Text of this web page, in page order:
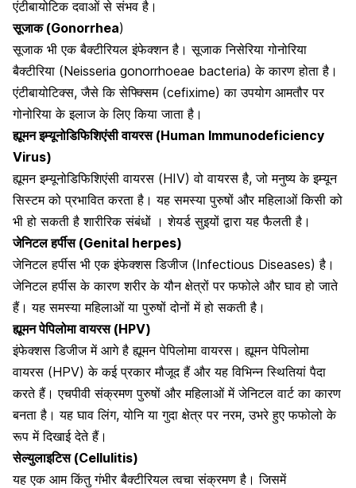
एंटीबायोटिक दवाओं से संभव है।
सूजाक (Gonorrhea)
सूजाक भी एक बैक्टीरियल इंफेक्शन है। सूजाक निसेरियागोनोरिया
बैक्टीरिया (Neisseria gonorrhoeae bacteria) के कारण होता है।
एंटीबायोटिक्स, जैसे कि सेफ्क्सिम (cefixime) का उपयोग आमतौर पर
गोनोरिया के इलाज के लिए किया जाता है।
ह्यूमन इम्यूनोडिफिशिएंसी वायरस (Human Immunodeficiency
Virus)
ह्यूमन इम्यूनोडिफिशिएंसी वायरस (HIV) वो वायरस है, जो मनुष्य केइम्यून
सिस्टम को प्रभावित करता है। यह समस्या पुरुषों और महिलाओं किसी को
भी हो सकती है शारीरिक संबंधों । शेयर्ड सुइयों द्वारा यह फैलती है।
जेनिटल हर्पीस (Genital herpes)
जेनिटल हर्पीस भी एक इंफेक्शस डिजीज (Infectious Diseases) है।
जेनिटल हर्पीस के कारण शरीर के यौनक्षेत्रों पर फफोले और घाव हो जाते
हैं। यह समस्या महिलाओं या पुरुषों दोनों में हो सकती है।
ह्यूमन पेपिलोमा वायरस (HPV)
इंफेक्शस डिजीज में आगे है ह्यूमन पेपिलोमा वायरस। ह्यूमन पेपिलोमा
वायरस (HPV) के कई प्रकार मौजूद हैं और यह विभिन्न स्थितियां पैदा
करते हैं। एचपीवी संक्रमण पुरुषों और महिलाओं में जेनिटल वार्ट का कारण
बनता है। यह घाव लिंग, योनि या गुदा क्षेत्र पर नरम, उभरे हुए फफोलो के
रूप में दिखाई देते हैं।
सेल्युलाइटिस (Cellulitis)
यह एक आम किंतु गंभीर बैक्टीरियल त्वचा संक्रमण है। जिसमें